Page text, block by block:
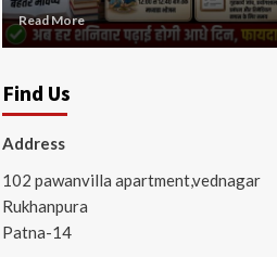
Read More
Find Us
Address
102 pawanvilla apartment,vednagar
Rukhanpura
Patna-14